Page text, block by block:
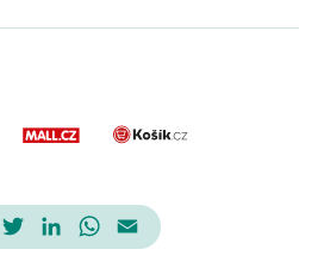
FacebookTwitterLinkedInWhatsApp
Email